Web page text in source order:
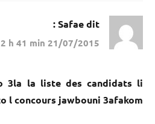
Safaedit :
21/07/2015 à 22 h 41 min
3la la liste des candidats li
l concours jawbouni 3afakom